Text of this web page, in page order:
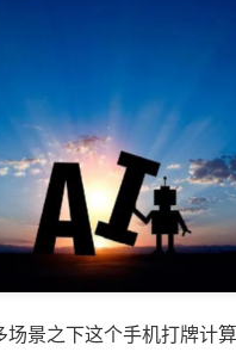
场景之下这个手机打牌计